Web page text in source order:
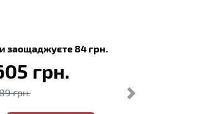
заощаджуєте 84 грн.
грн.
грн.